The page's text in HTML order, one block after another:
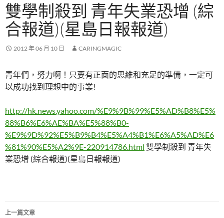
雙學制殺到 青年失業恐增 (綜
合報道)(星島日報報道)
2012 年 06 月 10 日 CARINGMAGIC
青年們，努力啊！只要有正面的思維和充足的準備，一定可
以成功找到理想中的事業!
http://hk.news.yahoo.com/%E9%9B%99%E5%AD%B8%E5%
88%B6%E6%AE%BA%E5%88%B0-
%E9%9D%92%E5%B9%B4%E5%A4%B1%E6%A5%AD%E6
%81%90%E5%A2%9E-220914786.html 雙學制殺到 青年失
業恐增 (綜合報道)(星島日報報道)
文
上一篇文章